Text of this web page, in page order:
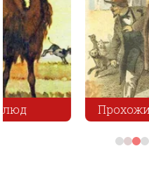
Прохожие и Собаки